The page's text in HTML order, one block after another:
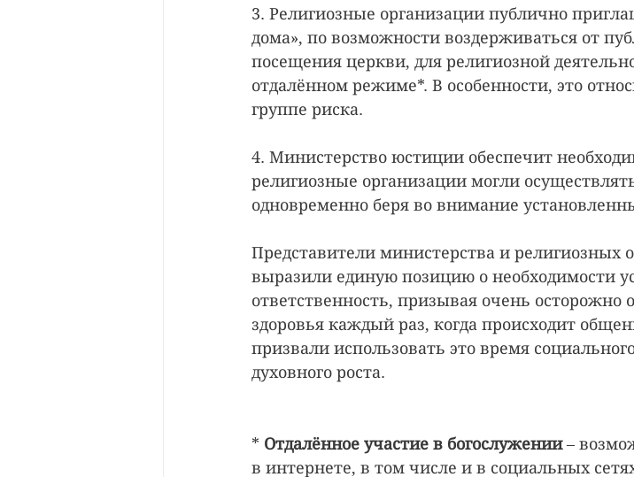
3. Религиозные организации публично
дома», по возможности воздерживаться от
посещения церкви, для религиозной
отдалённом режиме*. В особенности, это
группе риска.
4. Министерство юстиции обеспечит
религиозные организации могли
одновременно беря во внимание
Представители министерства и религиозных
выразили единую позицию о необходимости
ответственность, призывая очень
здоровья каждый раз, когда происходит
призвали использовать это время
духовного роста.
* Отдалённое участие в богослужении –
в интернете, в том числе и в социальных